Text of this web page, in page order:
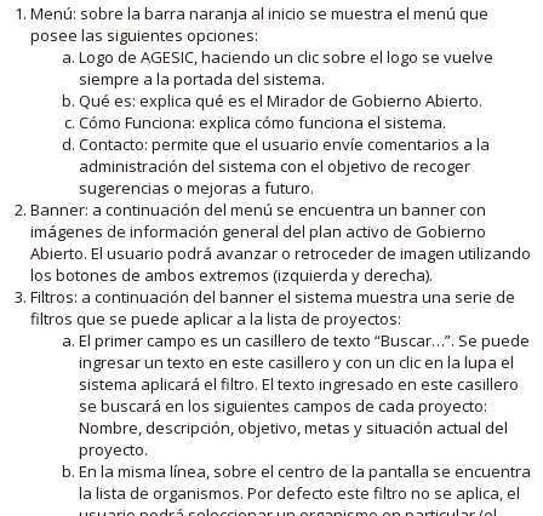
Menú: sobre la barra naranja al inicio se muestra el menú que
posee las siguientes opciones:
Logo de AGESIC, haciendo un clic sobre el logo se vuelve
siempre a la portada del sistema.
Qué es: explica qué es el Mirador de Gobierno Abierto.
Cómo Funciona: explica cómo funciona el sistema.
Contacto: permite que el usuario envíe comentarios a la
administración del sistema con el objetivo de recoger
sugerencias o mejoras a futuro.
Banner: a continuación del menú se encuentra un banner con
imágenes de información general del plan activo de Gobierno
Abierto. El usuario podrá avanzar o retroceder de imagen utilizando
los botones de ambos extremos (izquierda y derecha).
Filtros: a continuación del banner el sistema muestra una serie de
filtros que se puede aplicar a la lista de proyectos:
El primer campo es un casillero de texto “Buscar…”. Se puede
ingresar un texto en este casillero y con un clic en la lupa el
sistema aplicará el filtro. El texto ingresado en este casillero
se buscará en los siguientes campos de cada proyecto:
Nombre, descripción, objetivo, metas y situación actual del
proyecto.
En la misma línea, sobre el centro de la pantalla se encuentra
la lista de organismos. Por defecto este filtro no se aplica, el